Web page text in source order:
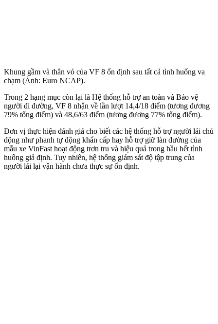
Khung gầm và thân vỏ của VF 8 ổn định sau tất cả tình huống va
chạm (Ảnh: Euro NCAP).
Trong 2 hạng mục còn lại là Hệ thống hỗ trợ an toàn và Bảo vệ
người đi đường, VF 8 nhận về lần lượt 14,4/18 điểm (tương đương
79% tổng điểm) và 48,6/63 điểm (tương đương 77% tổng điểm).
Đơn vị thực hiện đánh giá cho biết các hệ thống hỗ trợ người lái chủ
động như phanh tự động khẩn cấp hay hỗ trợ giữ làn đường của
mẫu xe VinFast hoạt động trơn tru và hiệu quả trong hầu hết tình
huống giả định. Tuy nhiên, hệ thống giám sát độ tập trung của
người lái lại vận hành chưa thực sự ổn định.